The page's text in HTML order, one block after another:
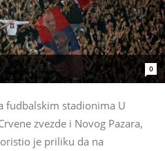
0
fudbalskim stadionima U
zvezde i Novog Pazara,
je priliku da na